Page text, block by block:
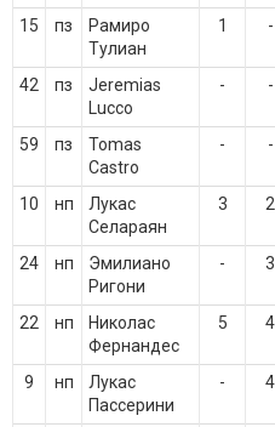
15
пз
Рамиро
Тулиан
1 -
42 пз
Jeremias
Lucco
- -
59 пз
Tomas
Castro
- -
10 нп
Лукас
Селараян
3 2
24 нп
Эмилиано
Ригони
- 3
22 нп
Николас
Фернандес
5 4
9 нп
Лукас
Пассерини
- 4